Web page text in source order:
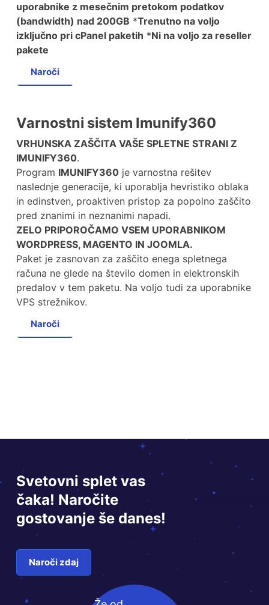
uporabnike z mesečnim pretokom podatkov
(bandwidth) nad 200GB *Trenutno na voljo
izključno pri cPanel paketih *Ni na voljo za reseller
pakete
Naroči
Varnostni sistem Imunify360
VRHUNSKA ZAŠČITA VAŠE SPLETNE STRANI Z
IMUNIFY360.
Program IMUNIFY360 je varnostna rešitev
naslednje generacije, ki uporablja hevristiko oblaka
in edinstven, proaktiven pristop za popolno zaščito
pred znanimi in neznanimi napadi.
ZELO PRIPOROČAMO VSEM UPORABNIKOM
WORDPRESS, MAGENTO IN JOOMLA.
Paket je zasnovan za zaščito enega spletnega
računa ne glede na število domen in elektronskih
predalov v tem paketu. Na voljo tudi za uporabnike
VPS strežnikov.
Naroči
Svetovni splet vas
čaka! Naročite
gostovanje še danes!
Naroči zdaj